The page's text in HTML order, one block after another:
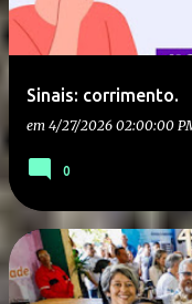
Sinais: corrimento.
em 4/27/2026 02:00:00
0